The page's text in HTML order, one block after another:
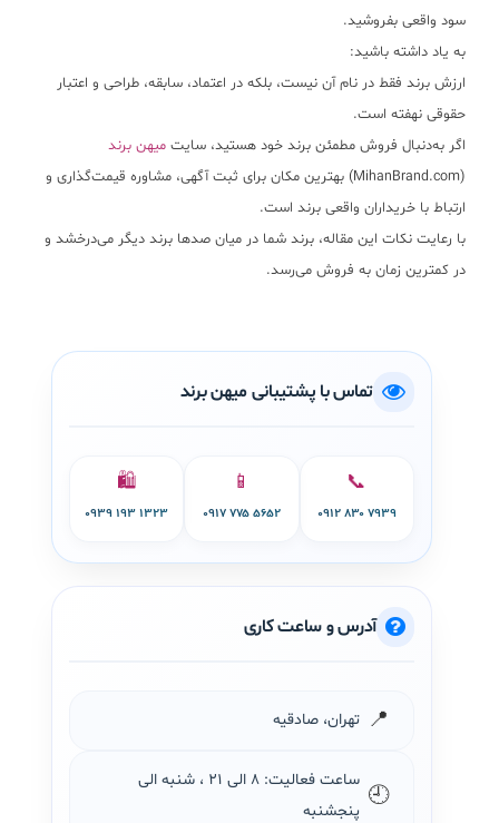
سود واقعی بفروشید.
به یاد داشته باشید:
ارزش برند فقط در نام آن نیست، بلکه در اعتماد، سابقه، طراحی و اعتبار
حقوقی نهفته است.
اگر به‌دنبال فروش مطمئن برند خود هستید، سایت میهن برند
(MihanBrand.com)
بهترین مکان برای ثبت آگهی، مشاوره قیمت‌گذاری و
ارتباط با خریداران واقعی برند است.
با رعایت نکات این مقاله، برند شما در میان صدها برند دیگر می‌درخشد و
در کمترین زمان به فروش می‌رسد.
تماس با پشتیبانی میهن برند
📞
۰۹۱۲ ۸۳۰ ۷۹۳۹
📱
۰۹۱۷ ۷۷۵ ۵۶۵۲
🛍️
۰۹۳۹ ۱۹۳ ۱۳۲۳
آدرس و ساعت کاری
📍 تهران، صادقیه
🕘
ساعت فعالیت: ۸ الی ۲۱ ، شنبه الی
پنجشنبه